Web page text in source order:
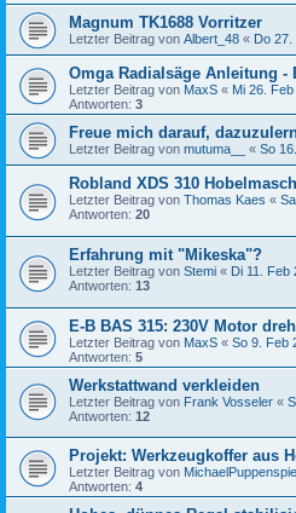
Magnum TK1688 Vorritzer
Letzter Beitrag von Albert_48 « Do
Omga Radialsäge Anleitung -
Letzter Beitrag von MaxS « Mi 26.
Antworten: 3
Freue mich darauf,
Letzter Beitrag von mutuma__ « So
Robland XDS 310
Letzter Beitrag von Thomas Kaes «
Antworten: 20
Erfahrung mit "Mikeska"?
Letzter Beitrag von Stemi « Di 11. Feb
Antworten: 13
E-B BAS 315: 230V Motor
Letzter Beitrag von MaxS « So 9. Feb
Antworten: 5
Werkstattwand verkleiden
Letzter Beitrag von Frank Vosseler «
Antworten: 12
Projekt: Werkzeugkoffer aus
Letzter Beitrag von
Antworten: 4